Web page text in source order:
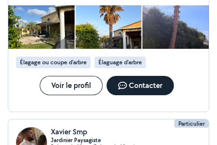
Élagage ou coupe d'arbre Élaguage d'arbre
Voir le profil Contacter
Particulier
Xavier Smp
Jardinier Paysagiste